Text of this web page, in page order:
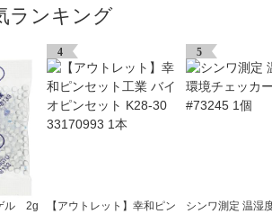
ランキング
ル 2g
4
【アウトレット】幸和ピン
5
シンワ測定 温湿